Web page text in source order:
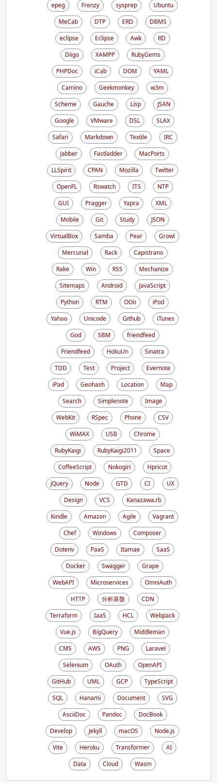
epeg
Frenzy sysprep
Ubuntu
MeCab
DTP ERD
DBMS
eclipse
Eclipse Awk
RD
Diigo
XAMPP
RubyGems
PHPDoc
iCab DOM
YAML
Camino
Geekmonkey
w3m
Scheme
Gauche Lisp
JSAN
Google
VMware DSL
SLAX
Safari
Markdown Textile
IRC
Jabber
Fastladder
MacPorts
LLSpirit
CPAN Mozilla
Twitter
OpenFL
Rswatch ITS
NTP
GUI
Pragger Yapra
XML
Mobile
Git Study
JSON
VirtualBox
Samba Pear
Growl
Mercurial
Rack
Capistrano
Rake
Win RSS
Mechanize
Sitemaps
Android
JavaScript
Python
RTM OOo
iPod
Yahoo
Unicode Github
iTunes
God
SBM
friendfeed
Friendfeed
HokuUn
Sinatra
TDD
Test Project
Evernote
iPad
Geohash Location
Map
Search
Simplenote
Image
WebKit
RSpec Phone
CSV
WiMAX
USB
Chrome
RubyKaigi
RubyKaigi2011
Space
CoffeeScript
Nokogiri
Hpricot
jQuery
Node GTD CI
UX
Design
VCS
Kanazawa.rb
Kindle
Amazon Agile
Vagrant
Chef
Windows
Composer
Dotenv
PaaS Itamae
SaaS
Docker
Swagger
Grape
WebAPI
Microservices
OmniAuth
HTTP
分析基盤
CDN
Terraform
IaaS HCL
Webpack
Vue.js
BigQuery
Middleman
CMS
AWS PNG
Laravel
Selenium
OAuth
OpenAPI
GitHub
UML GCP
TypeScript
SQL
Hanami Document
SVG
AsciiDoc
Pandoc
DocBook
Develop
Jekyll macOS
Node.js
Vite
Heroku Transformer
AI
Data
Cloud Wasm